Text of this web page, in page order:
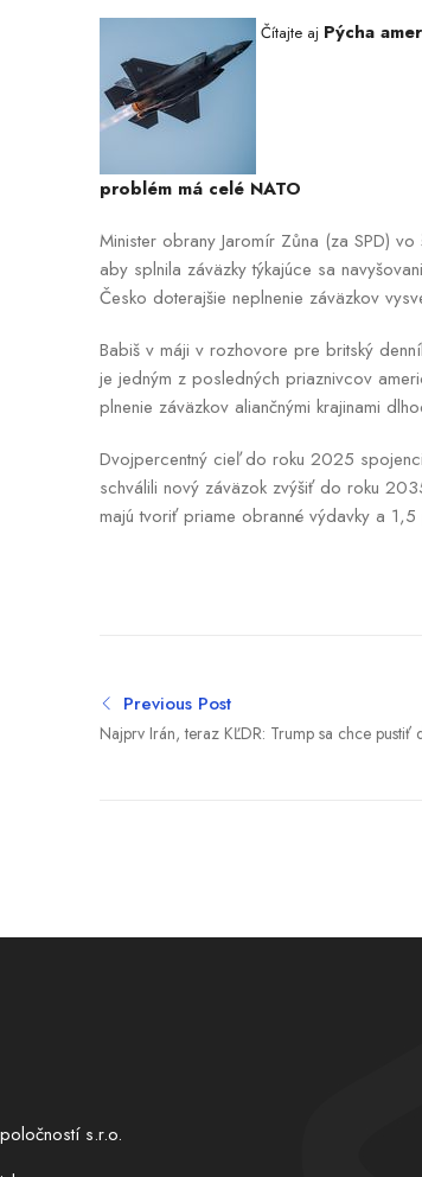
Čítajte aj Pýcha
problém má celé NATO
Minister obrany Jaromír Zůna (za SPD)
aby splnila záväzky týkajúce sa
Česko doterajšie neplnenie záväzkov
Babiš v máji v rozhovore pre britský
je jedným z posledných priaznivcov
plnenie záväzkov aliančnými krajinami
Dvojpercentný cieľ do roku 2025
schválili nový záväzok zvýšiť do roku
majú tvoriť priame obranné výdavky a
Previous Post
Najprv Irán, teraz KĽDR: Trump sa chce pustiť
s.r.o.